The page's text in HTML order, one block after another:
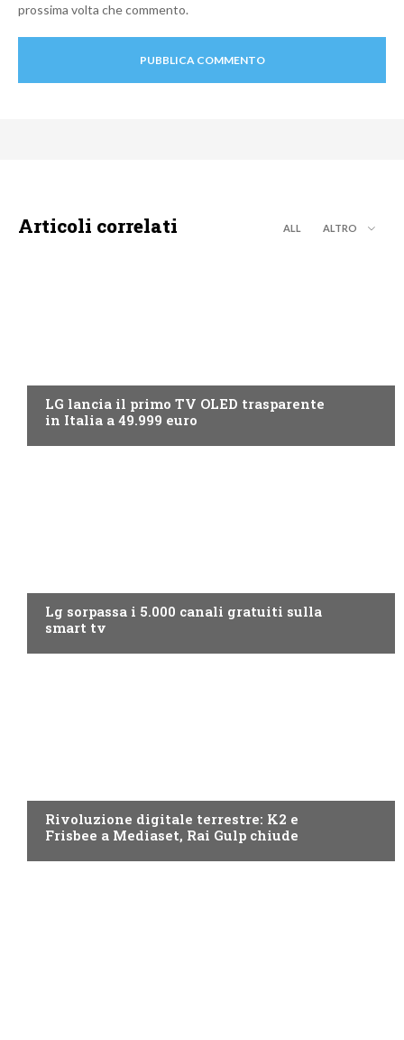
prossima volta che commento.
Articoli correlati ALL ALTRO
LG lancia il primo TV OLED trasparente
in Italia a 49.999 euro
Lg sorpassa i 5.000 canali gratuiti sulla
smart tv
Rivoluzione digitale terrestre: K2 e
Frisbee a Mediaset, Rai Gulp chiude